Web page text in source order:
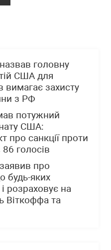
головну
США для
вимагає захисту
з РФ
потужний
США:
про санкції проти
86 голосів
про
будь-яких
розраховує на
Віткоффа та